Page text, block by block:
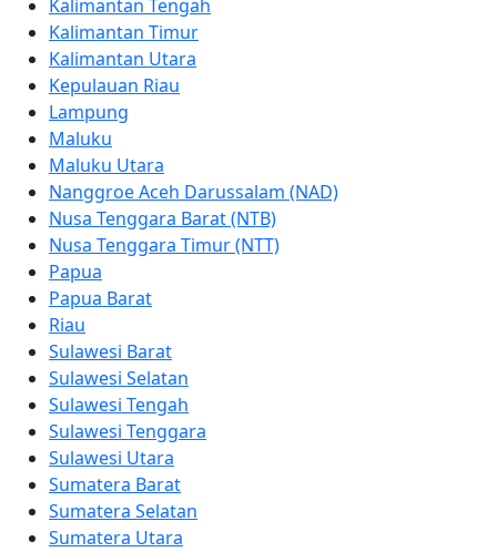
Kalimantan Tengah
Kalimantan Timur
Kalimantan Utara
Kepulauan Riau
Lampung
Maluku
Maluku Utara
Nanggroe Aceh Darussalam (NAD)
Nusa Tenggara Barat (NTB)
Nusa Tenggara Timur (NTT)
Papua
Papua Barat
Riau
Sulawesi Barat
Sulawesi Selatan
Sulawesi Tengah
Sulawesi Tenggara
Sulawesi Utara
Sumatera Barat
Sumatera Selatan
Sumatera Utara